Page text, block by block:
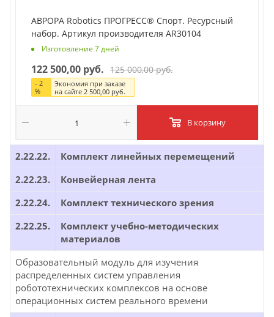
АВРОРА Robotics ПРОГРЕСС® Спорт. Ресурсный
набор. Артикул производителя AR30104
Изготовление 7 дней
122 500,00 руб. 125 000,00 руб.
- 2
%
Экономия при заказе
на сайте 2 500,00 руб.
В корзину
2.22.22.
Комплект линейных перемещений
2.22.23.
Конвейерная лента
2.22.24.
Комплект технического зрения
2.22.25.
Комплект учебно-методических
материалов
Образовательный модуль для изучения
распределенных систем управления
робототехнических комплексов на основе
операционных систем реального времени